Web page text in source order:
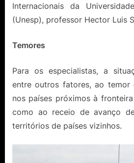
Internacionais da
(Unesp), professor Hector Luis
Temores
Para os especialistas, a
entre outros fatores, ao temor
nos países próximos à
como ao receio de avanço
territórios de países vizinhos.